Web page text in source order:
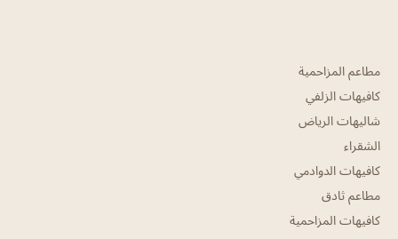
مطاعم المزاحمية
كافيهات الزلفي
شاليهات الرياض
الشقراء
كافيهات الدوادمي
مطاعم ثادق
كافيهات المزاحمية